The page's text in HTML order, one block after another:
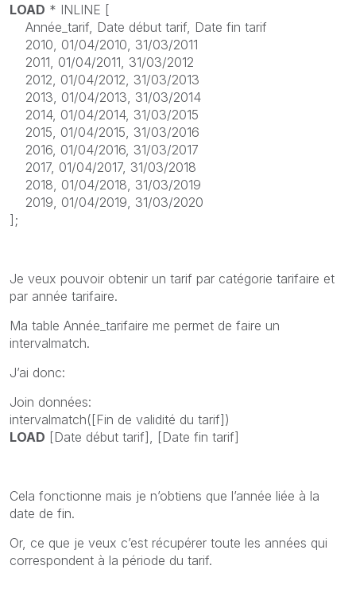
LOAD * INLINE [
Année_tarif, Date début tarif, Date fin tarif
2010, 01/04/2010, 31/03/2011
2011, 01/04/2011, 31/03/2012
2012, 01/04/2012, 31/03/2013
2013, 01/04/2013, 31/03/2014
2014, 01/04/2014, 31/03/2015
2015, 01/04/2015, 31/03/2016
2016, 01/04/2016, 31/03/2017
2017, 01/04/2017, 31/03/2018
2018, 01/04/2018, 31/03/2019
2019, 01/04/2019, 31/03/2020
];
Je veux pouvoir obtenir un tarif par catégorie tarifaire et
par année tarifaire.
Ma table Année_tarifaire me permet de faire un
intervalmatch.
J’ai donc:
Join données:
intervalmatch([Fin de validité du tarif])
LOAD [Date début tarif], [Date fin tarif]
Cela fonctionne mais je n’obtiens que l’année liée à la
date de fin.
Or, ce que je veux c’est récupérer toute les années qui
correspondent à la période du tarif.